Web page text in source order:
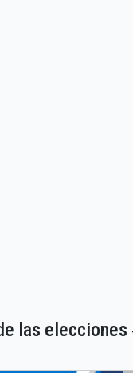
las elecciones